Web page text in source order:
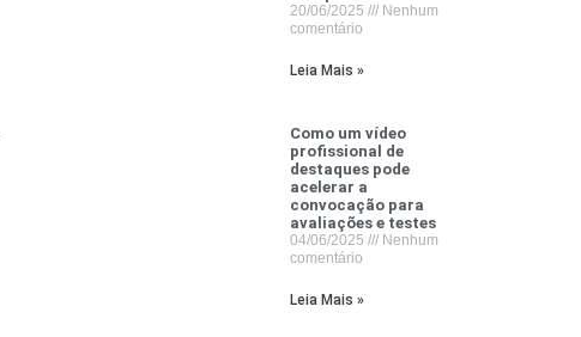
20/06/2025
Nenhum
comentário
Leia Mais »
Como um vídeo
profissional de
destaques pode
acelerar a
convocação para
avaliações e testes
04/06/2025
Nenhum
comentário
Leia Mais »